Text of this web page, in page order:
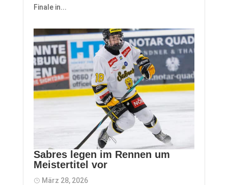
Finale in...
Sabres legen im Rennen um
Meistertitel vor
März 28, 2026